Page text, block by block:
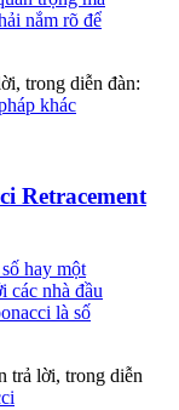
nắm rõ để
trong diễn đàn:
khác
Retracement
hay một
các nhà đầu
là số
trả lời, trong diễn